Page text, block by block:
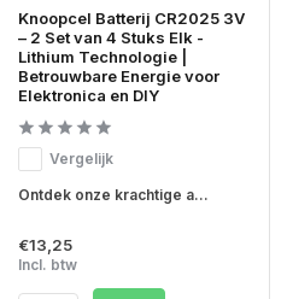
Knoopcel Batterij CR2025 3V
– 2 Set van 4 Stuks Elk -
Lithium Technologie |
Betrouwbare Energie voor
Elektronica en DIY
Vergelijk
Ontdek onze krachtige a...
€13,25
Incl. btw